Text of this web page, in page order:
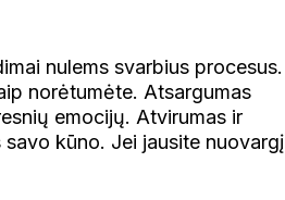
nulems svarbius procesus.
norėtumėte. Atsargumas
emocijų. Atvirumas ir
kūno. Jei jausite nuovargį